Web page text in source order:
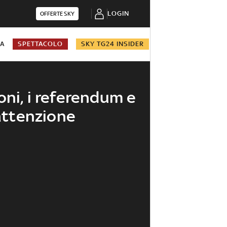
OFFERTE SKY LOGIN
SPETTACOLO SKY TG24 INSIDER
i referendum e